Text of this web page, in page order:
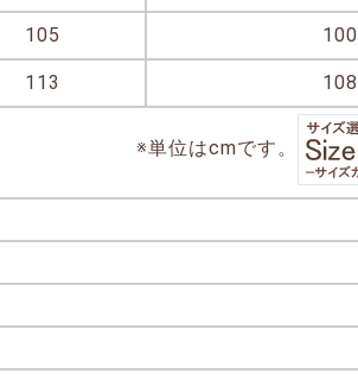
105 100
113 108
※単位はcmです。